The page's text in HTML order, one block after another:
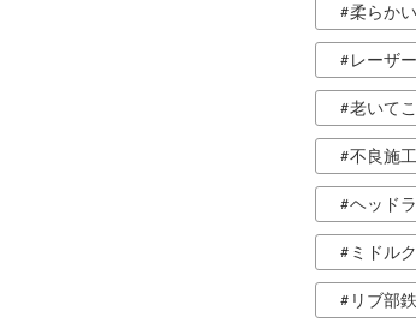
柔らか
レーザ
老いて
不良施
ヘッド
ミドル
リブ部